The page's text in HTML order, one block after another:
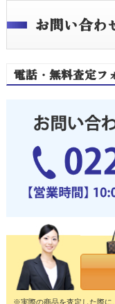
お問い合わ
電話・無料査定フ
※実際の商品を査定した際に